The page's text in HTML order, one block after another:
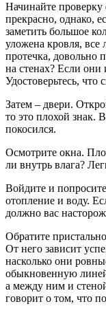
Начинайте проверку
прекрасно, однако,
заметить большое
уложена кровля, все
протечка, довольно
на стенах? Если
Удостоверьтесь, что
Затем – двери.
то это плохой знак.
покосился.
Осмотрите окна.
ли внутрь влага?
Войдите и
отопление и воду.
должно вас
Обратите
От него зависит
насколько они
обыкновенную
а между ним и
говорит о том, что